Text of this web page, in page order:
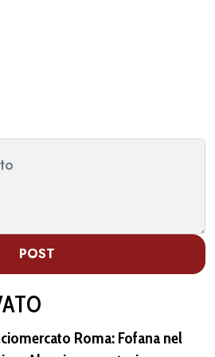
POST
Roma: Fofana nel